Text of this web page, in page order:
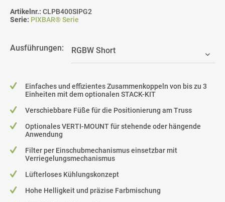
Artikelnr.: CLPB400SIPG2
Serie: PIXBAR® Serie
Ausführungen:
Einfaches und effizientes Zusammenkoppeln von bis zu 3
Einheiten mit dem optionalen STACK-KIT
Verschiebbare Füße für die Positionierung am Truss
Optionales VERTI-MOUNT für stehende oder hängende
Anwendung
Filter per Einschubmechanismus einsetzbar mit
Verriegelungsmechanismus
Lüfterloses Kühlungskonzept
Hohe Helligkeit und präzise Farbmischung